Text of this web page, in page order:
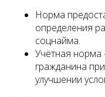
Норма
определения
соцнайма.
Учётная норма
гражданина
улучшении